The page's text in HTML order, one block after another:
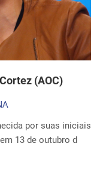
(AOC)
por suas iniciais
13 de outubro d